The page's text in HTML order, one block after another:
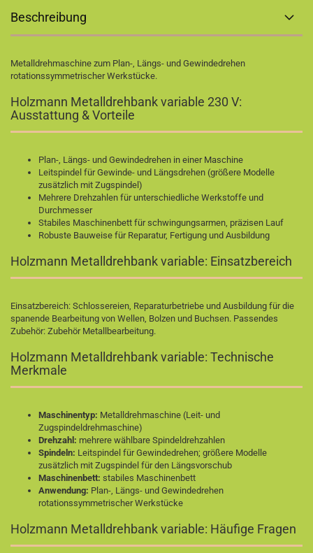
Beschreibung
Metalldrehmaschine zum Plan-, Längs- und Gewindedrehen
rotationssymmetrischer Werkstücke.
Holzmann Metalldrehbank variable 230 V:
Ausstattung & Vorteile
Plan-, Längs- und Gewindedrehen in einer Maschine
Leitspindel für Gewinde- und Längsdrehen (größere Modelle
zusätzlich mit Zugspindel)
Mehrere Drehzahlen für unterschiedliche Werkstoffe und
Durchmesser
Stabiles Maschinenbett für schwingungsarmen, präzisen Lauf
Robuste Bauweise für Reparatur, Fertigung und Ausbildung
Holzmann Metalldrehbank variable: Einsatzbereich
Einsatzbereich: Schlossereien, Reparaturbetriebe und Ausbildung für die
spanende Bearbeitung von Wellen, Bolzen und Buchsen. Passendes
Zubehör: Zubehör Metallbearbeitung.
Holzmann Metalldrehbank variable: Technische
Merkmale
Maschinentyp: Metalldrehmaschine (Leit- und
Zugspindeldrehmaschine)
Drehzahl: mehrere wählbare Spindeldrehzahlen
Spindeln: Leitspindel für Gewindedrehen; größere Modelle
zusätzlich mit Zugspindel für den Längsvorschub
Maschinenbett: stabiles Maschinenbett
Anwendung: Plan-, Längs- und Gewindedrehen
rotationssymmetrischer Werkstücke
Holzmann Metalldrehbank variable: Häufige Fragen